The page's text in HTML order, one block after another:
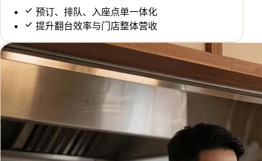
预订、排队、入座点单一体化
提升翻台效率与门店整体营收